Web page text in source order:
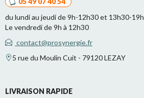
du lundi au jeudi de 9h-12h30 et 13h30-19h
Le vendredi de 9h à 12h30
contact@prosynergie.fr
5 rue du Moulin Cuit - 79120 LEZAY
LIVRAISON RAPIDE